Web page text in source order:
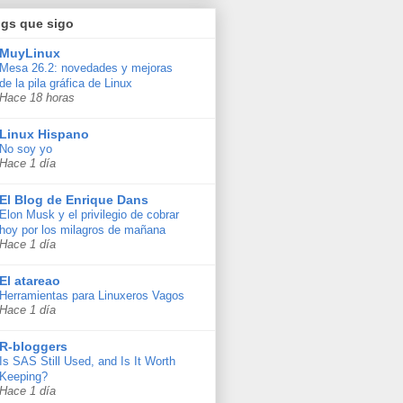
que sigo
MuyLinux
Mesa 26.2: novedades y mejoras
de la pila gráfica de Linux
Hace 18 horas
Linux Hispano
No soy yo
Hace 1 día
El Blog de Enrique Dans
Elon Musk y el privilegio de cobrar
hoy por los milagros de mañana
Hace 1 día
El atareao
Herramientas para Linuxeros Vagos
Hace 1 día
R-bloggers
Is SAS Still Used, and Is It Worth
Keeping?
Hace 1 día